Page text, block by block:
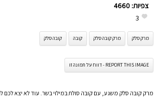
צפיות: 4660
3
מרק סלק מרק קובה סלק קובה קובה סלק
REPORT THIS IMAGE - דווח על תמונה זו
מרק קובה סלק משגע, עם קובה סולת במילוי בשר. עוד לא יצא לכם